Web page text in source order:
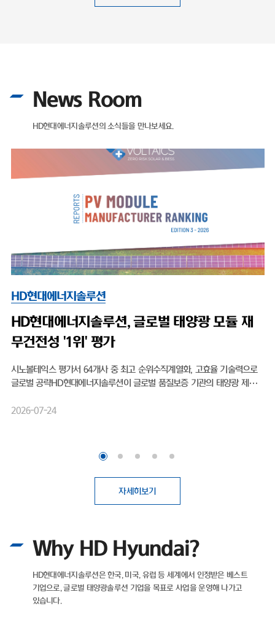
News Room
HD현대에너지솔루션의 소식들을 만나보세요.
자세히보기
HD현대에너지솔루션
HD현대엔솔, 출범 후 첫 신용등급 'A-'…태양
광 영토 확장 박차
HD현대엔솔, 출범 후 첫 신용등급 'A-'…태양광 영토 확장 박차무차입 경
영, 작년 영업익 1077% 상승 미국 OBBBA 수혜·비중국 공급망 강점 태
처음으로 기업신용 'A' 등급을 획득하며 글로벌 시장 공략을 위한 보폭을 넓
이스신용평가로부터 기업 장기신용등급 'A-(안정적)'를 부여받았다. 2016
신용평가사에 기업신용등급 산정을 의뢰해 평가를 받은 것은 이번이 처음이
다.첫 등급 부여임에도 불구하고 곧바로 상위권 등급인 'A-'를 획득했다. 기
업신용등급 'A'는 전반적인 채무상환 능력이 높고, 장래 급격한 환경 변화에
는 설립 이후 회사채 발행 없이 사업을 영위해 왔으며, 총차입금보다 현금성
자산이 더 많은 마이너스(-) 순차입금 기조를 유지하고 있다.재무 건전성을
나타내는 지표인 부채비율 역시 해마다 개선되고 있다. ▲2021년 89.05%
▲2022년 71.11% ▲2023년 35.12% ▲2024년 22.75%를 기록했으
며, 2025년에도 26.96%로 낮은 수준을 유지했다.HD현대에너지솔루션은
2026-04-21
Why HD Hyundai?
HD현대에너지솔루션은 한국, 미국, 유럽 등 세계에서 인정받은 베스트
기업으로,글로벌 태양광솔루션 기업을 목표로 사업을 운영해 나가고
있습니다.